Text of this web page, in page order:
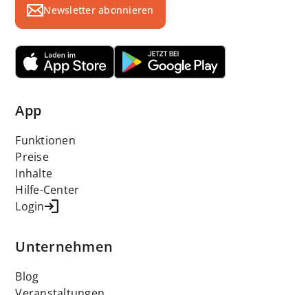
Newsletter abonnieren
App
Funktionen
Preise
Inhalte
Hilfe-Center
Login
Unternehmen
Blog